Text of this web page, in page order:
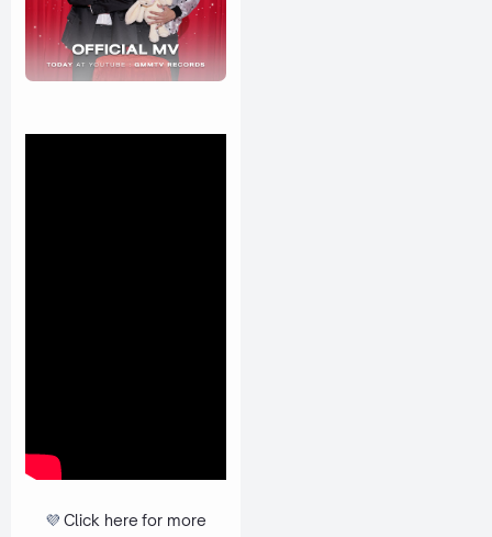
💜 Click here for more